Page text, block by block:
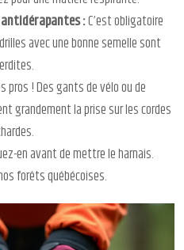
:C’est obligatoire
avec une bonne semelle sont
pros ! Des gants de vélo ou de
grandement la prise sur les cordes
en avant de mettre le harnais.
forêts québécoises.